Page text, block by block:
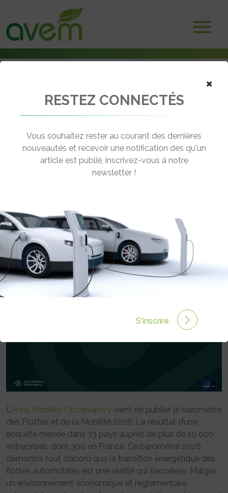
Le baromètre des Flottes et de la Mobilité 2026 dévoilé
← Revenir aux actualités
LA MOBILITÉ 2026 DÉVOILÉ
Rédigé par Emmanuel Maumon le 26 Mar 2026 à 09:13
0 commentaires
L’Arval Mobility Observatory vient de publier le baromètre
des Flottes et de la Mobilité 2026. Le résultat d’une
enquête menée dans 33 pays auprès de plus de 10 000
entreprises, dont 300 en France. Ce baromètre 2026
démontre tout d’abord que la transition énergétique des
flottes automobiles est une réalité qui s’accélère. Malgré
un environnement économique et réglementaire
×
RESTEZ CONNECTÉS
Vous souhaitez rester au courant des dernières
nouveautés et recevoir une notification dès qu'un
article est publié, inscrivez-vous à notre
newsletter !
S'inscrire